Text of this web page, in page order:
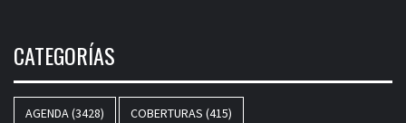
CATEGORÍAS
AGENDA(3428) COBERTURAS (415)